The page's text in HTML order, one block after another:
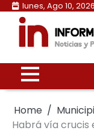
Skip
content
lunes, Ago 10, 2026
Home
Habrá vía crucis